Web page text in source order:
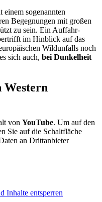
einem sogenannten
Begegnungen mit großen
zu sein. Ein Auffahr-
im Hinblick auf das
Wildunfalls noch
sich auch, bei Dunkelheit
Western
von YouTube. Um auf den
Sie auf die Schaltfläche
an Drittanbieter
Inhalte entsperren